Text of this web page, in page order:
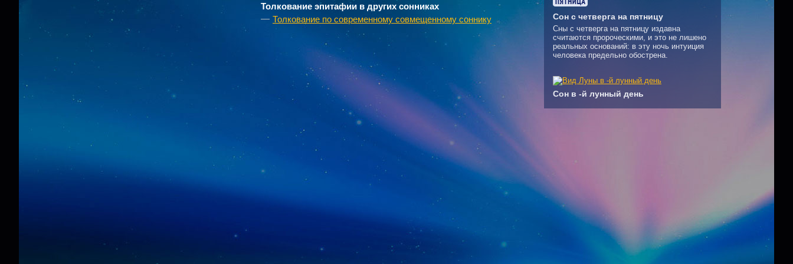
Толкование эпитафии в других сонниках
Толкование по современному совмещенному соннику
Сон с четверга на пятницу
Сны с четверга на пятницу издавна
считаются пророческими, и это не лишено
реальных оснований: в эту ночь интуиция
человека предельно обострена.
Сон в -й лунный день